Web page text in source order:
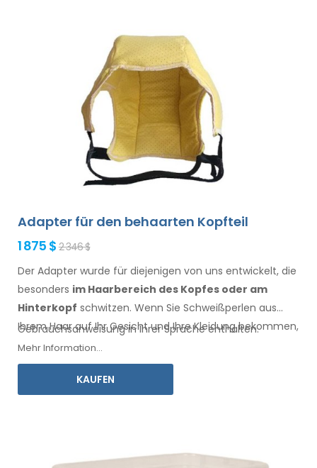
Adapter für den behaarten Kopfteil
1 875 $ 2 346 $
Der Adapter wurde für diejenigen von uns entwickelt, die
besonders im Haarbereich des Kopfes oder am
Hinterkopf schwitzen. Wenn Sie Schweißperlen aus
Ihrem Haarauf Ihr Gesichtund Ihre Kleidungbekommen,
ist dieser Adapter, zusammen mit Electro Antiperspirant
Forte oder Electro Antiperspirant ELITE, für Sie.
Gebrauchsanweisung in Ihrer Sprache enthalten.
Mehr Information...
KAUFEN